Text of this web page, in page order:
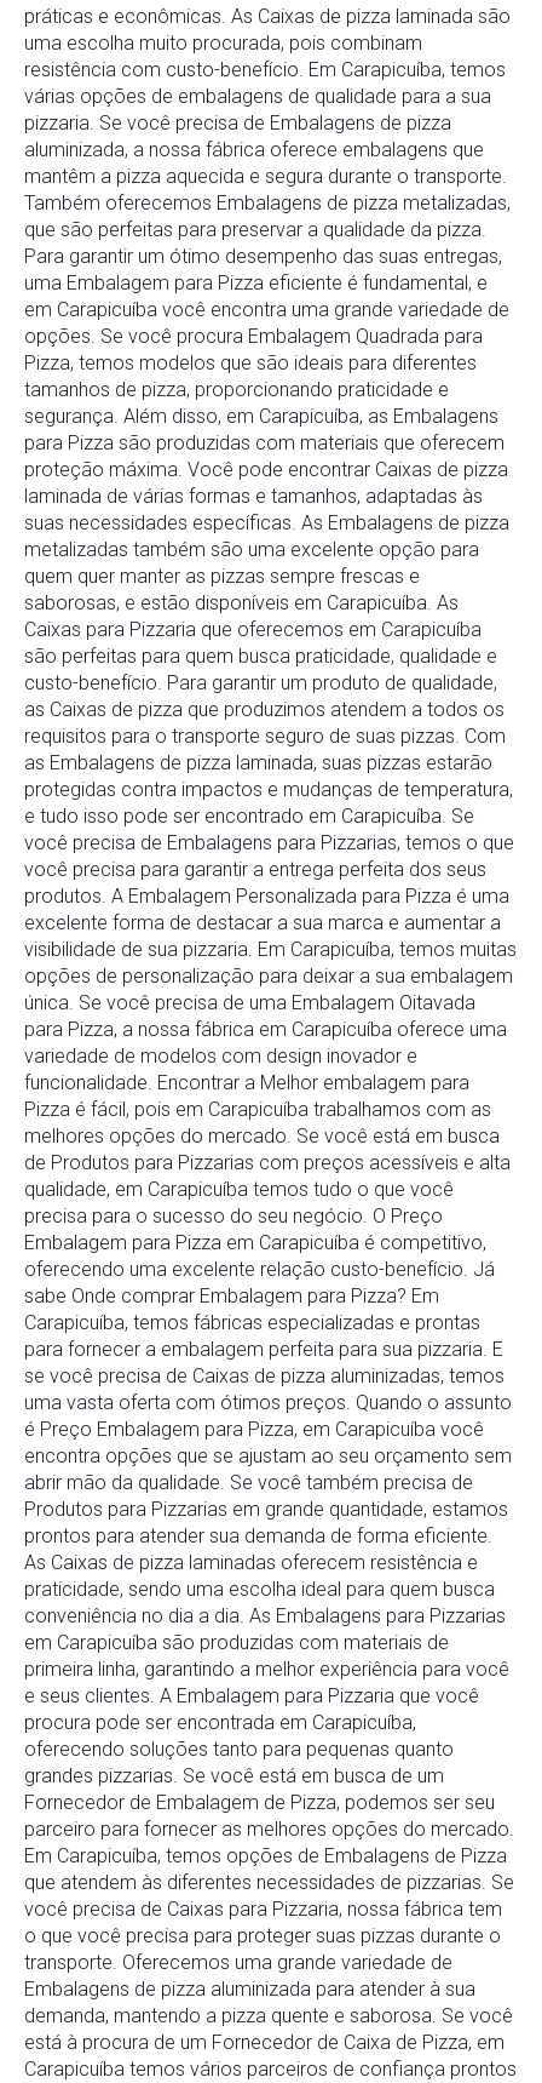
práticas e econômicas. As Caixas de pizza laminada são
uma escolha muito procurada, pois combinam
resistência com custo-benefício. Em Carapicuíba, temos
várias opções de embalagens de qualidade para a sua
pizzaria. Se você precisa de Embalagens de pizza
aluminizada, a nossa fábrica oferece embalagens que
mantêm a pizza aquecida e segura durante o transporte.
Também oferecemos Embalagens de pizza metalizadas,
que são perfeitas para preservar a qualidade da pizza.
Para garantir um ótimo desempenho das suas entregas,
uma Embalagem para Pizza eficiente é fundamental, e
em Carapicuíba você encontra uma grande variedade de
opções. Se você procura Embalagem Quadrada para
Pizza, temos modelos que são ideais para diferentes
tamanhos de pizza, proporcionando praticidade e
segurança. Além disso, em Carapicuíba, as Embalagens
para Pizza são produzidas com materiais que oferecem
proteção máxima. Você pode encontrar Caixas de pizza
laminada de várias formas e tamanhos, adaptadas às
suas necessidades específicas. As Embalagens de pizza
metalizadas também são uma excelente opção para
quem quer manter as pizzas sempre frescas e
saborosas, e estão disponíveis em Carapicuíba. As
Caixas para Pizzaria que oferecemos em Carapicuíba
são perfeitas para quem busca praticidade, qualidade e
custo-benefício. Para garantir um produto de qualidade,
as Caixas de pizza que produzimos atendem a todos os
requisitos para o transporte seguro de suas pizzas. Com
as Embalagens de pizza laminada, suas pizzas estarão
protegidas contra impactos e mudanças de temperatura,
e tudo isso pode ser encontrado em Carapicuíba. Se
você precisa de Embalagens para Pizzarias, temos o que
você precisa para garantir a entrega perfeita dos seus
produtos. A Embalagem Personalizada para Pizza é uma
excelente forma de destacar a sua marca e aumentar a
visibilidade de sua pizzaria. Em Carapicuíba, temos muitas
opções de personalização para deixar a sua embalagem
única. Se você precisa de uma Embalagem Oitavada
para Pizza, a nossa fábrica em Carapicuíba oferece uma
variedade de modelos com design inovador e
funcionalidade. Encontrar a Melhor embalagem para
Pizza é fácil, pois em Carapicuíba trabalhamos com as
melhores opções do mercado. Se você está em busca
de Produtos para Pizzarias com preços acessíveis e alta
qualidade, em Carapicuíba temos tudo o que você
precisa para o sucesso do seu negócio. O Preço
Embalagem para Pizza em Carapicuíba é competitivo,
oferecendo uma excelente relação custo-benefício. Já
sabe Onde comprar Embalagem para Pizza? Em
Carapicuíba, temos fábricas especializadas e prontas
para fornecer a embalagem perfeita para sua pizzaria. E
se você precisa de Caixas de pizza aluminizadas, temos
uma vasta oferta com ótimos preços. Quando o assunto
é Preço Embalagem para Pizza, em Carapicuíba você
encontra opções que se ajustam ao seu orçamento sem
abrir mão da qualidade. Se você também precisa de
Produtos para Pizzarias em grande quantidade, estamos
prontos para atender sua demanda de forma eficiente.
As Caixas de pizza laminadas oferecem resistência e
praticidade, sendo uma escolha ideal para quem busca
conveniência no dia a dia. As Embalagens para Pizzarias
em Carapicuíba são produzidas com materiais de
primeira linha, garantindo a melhor experiência para você
e seus clientes. A Embalagem para Pizzaria que você
procura pode ser encontrada em Carapicuíba,
oferecendo soluções tanto para pequenas quanto
grandes pizzarias. Se você está em busca de um
Fornecedor de Embalagem de Pizza, podemos ser seu
parceiro para fornecer as melhores opções do mercado.
Em Carapicuíba, temos opções de Embalagens de Pizza
que atendem às diferentes necessidades de pizzarias. Se
você precisa de Caixas para Pizzaria, nossa fábrica tem
o que você precisa para proteger suas pizzas durante o
transporte. Oferecemos uma grande variedade de
Embalagens de pizza aluminizada para atender à sua
demanda, mantendo a pizza quente e saborosa. Se você
está à procura de um Fornecedor de Caixa de Pizza, em
Carapicuíba temos vários parceiros de confiança prontos